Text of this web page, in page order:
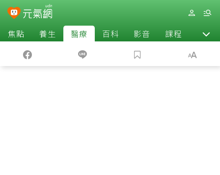
焦點 養生 醫療 百科 影音 課程 退休